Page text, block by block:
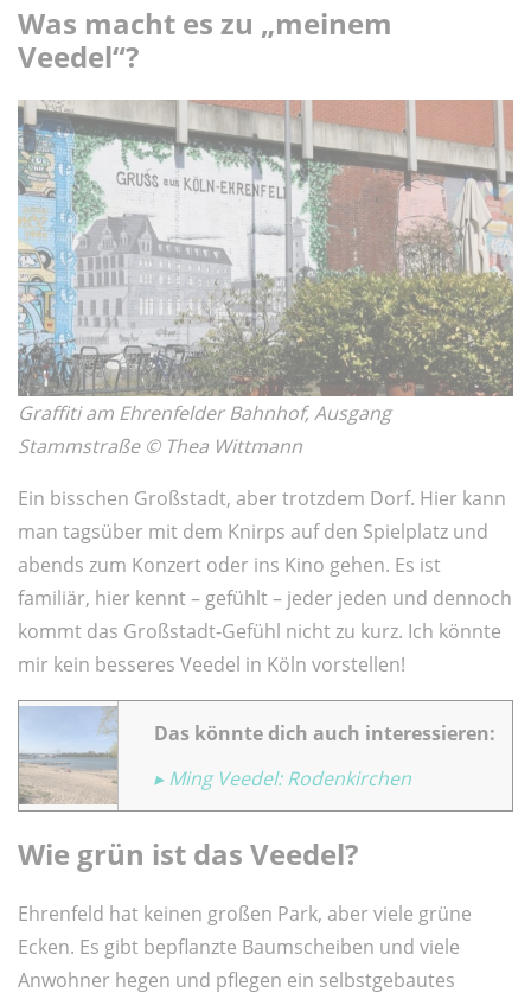
Was macht es zu „meinem
Veedel“?
Graffiti am Ehrenfelder Bahnhof, Ausgang
Stammstraße © Thea Wittmann
Ein bisschen Großstadt, aber trotzdem Dorf. Hier kann
man tagsüber mit dem Knirps auf den Spielplatz und
abends zum Konzert oder ins Kino gehen. Es ist
familiär, hier kennt – gefühlt – jeder jeden und dennoch
kommt das Großstadt-Gefühl nicht zu kurz. Ich könnte
mir kein besseres Veedel in Köln vorstellen!
Das könnte dich auch interessieren:
▸ Ming Veedel: Rodenkirchen
Wie grün ist das Veedel?
Ehrenfeld hat keinen großen Park, aber viele grüne
Ecken. Es gibt bepflanzte Baumscheiben und viele
Anwohner hegen und pflegen ein selbstgebautes